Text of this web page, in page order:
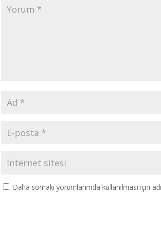
Daha sonraki yorumlarımda kullanılması için